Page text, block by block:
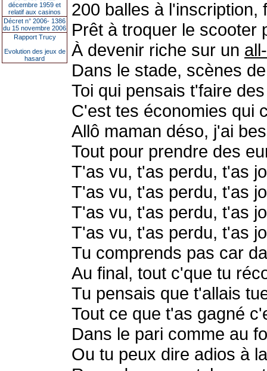
décembre 1959 et
relatif aux casinos
Décret n° 2006- 1386
du 15 novembre 2006
Rapport Trucy
Evolution des jeux de
hasard
200 balles à l'inscription,
Prêt à troquer le scooter
À devenir riche sur un
Dans le stade, scènes
Toi qui pensais t'faire
C'est tes économies qui
Allô maman déso, j'ai
Tout pour prendre des
T'as vu, t'as perdu, t'as
T'as vu, t'as perdu, t'as
T'as vu, t'as perdu, t'as
T'as vu, t'as perdu, t'as
Tu comprends pas car
Au final, tout c'que tu
Tu pensais que t'allais
Tout ce que t'as gagné
Dans le pari comme au
Ou tu peux dire adios à